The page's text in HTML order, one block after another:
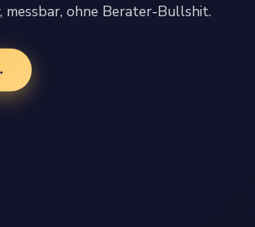
ohne Berater-Bullshit.